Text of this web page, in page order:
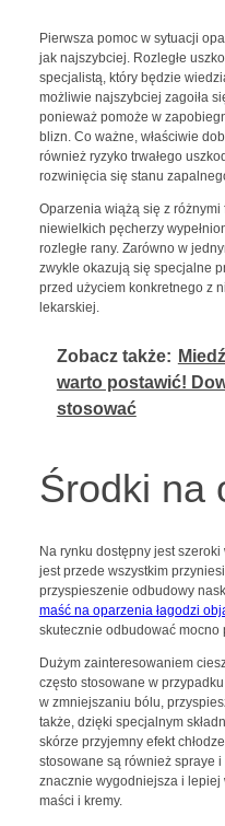
Pierwsza pomoc w sytuacji
jak najszybciej. Rozległe
specjalistą, który będzie
możliwie najszybciej zagoiła
ponieważ pomoże w
blizn. Co ważne, właściwie
również ryzyko trwałego
rozwinięcia się stanu
Oparzenia wiążą się z
niewielkich pęcherzy
rozległe rany. Zarówno w
zwykle okazują się specjalne
przed użyciem konkretnego z
lekarskiej.
Zobacz także:
warto postawić!
stosować
Środki na
Na rynku dostępny jest
jest przede wszystkim
przyspieszenie odbudowy
maść na oparzenia łagodzi
skutecznie odbudować mocno
Dużym zainteresowaniem
często stosowane w
w zmniejszaniu bólu,
także, dzięki specjalnym
skórze przyjemny efekt
stosowane są również spraye
znacznie wygodniejsza i lepiej
maści i kremy.